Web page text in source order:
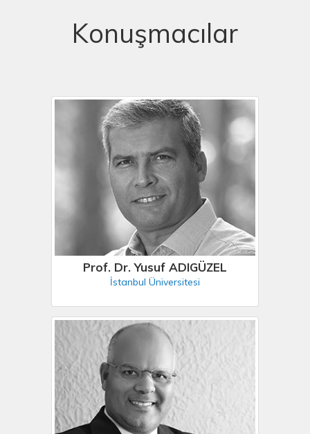
Konuşmacılar
Prof. Dr. Yusuf ADIGÜZEL
İstanbul Üniversitesi